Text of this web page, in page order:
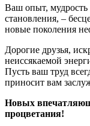
Ваш опыт,
становления, –
новые поколения
Дорогие друзья,
неиссякаемой
Пусть ваш труд
приносит вам
Новых
процветания!